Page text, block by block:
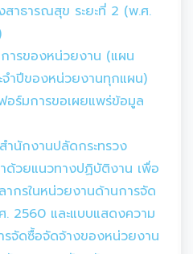
สาธารณสุข ระยะที่ 2 (พ.ศ.
ารของหน่วยงาน (แผน
จำปีของหน่วยงานทุกแผน)
อร์มการขอเผยแพร่ข้อมูล
ำนักงานปลัดกระทรวง
ด้วยแนวทางปฏิบัติงาน เพื่อ
กรในหน่วยงานด้านการจัด
. 2560 และแบบแสดงความ
รจัดซื้อจัดจ้างของหน่วยงาน